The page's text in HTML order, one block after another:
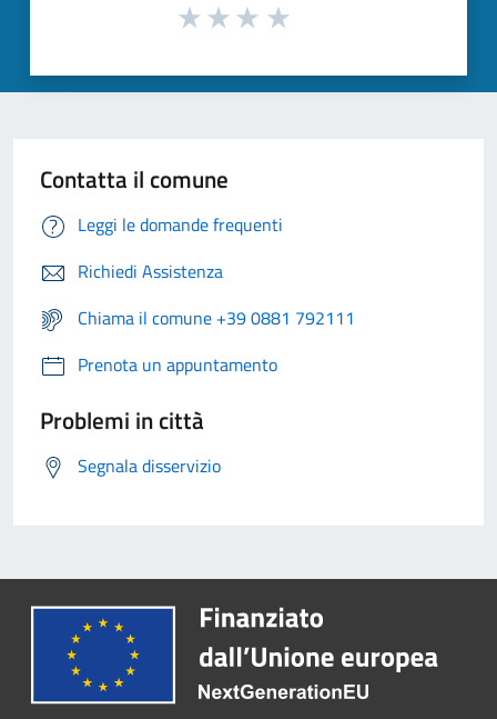
Contatta il comune
Leggi le domande frequenti
Richiedi Assistenza
Chiama il comune +39 0881 792111
Prenota un appuntamento
Problemi in città
Segnala disservizio